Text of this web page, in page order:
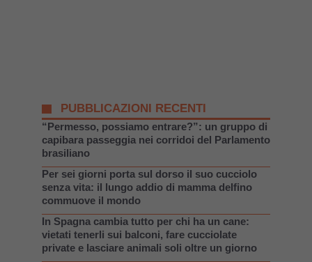
PUBBLICAZIONI RECENTI
“Permesso, possiamo entrare?”: un gruppo di
capibara passeggia nei corridoi del Parlamento
brasiliano
Per sei giorni porta sul dorso il suo cucciolo
senza vita: il lungo addio di mamma delfino
commuove il mondo
In Spagna cambia tutto per chi ha un cane:
vietati tenerli sui balconi, fare cucciolate
private e lasciare animali soli oltre un giorno